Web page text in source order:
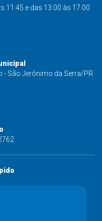
11:45 e das 13:00 às 17:00
- São Jerônimo da Serra/PR